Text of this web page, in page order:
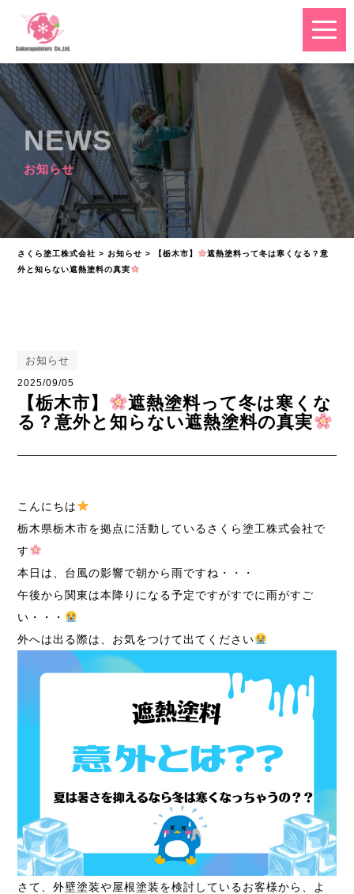
NEWS
お知らせ
さくら塗工株式会社 > お知らせ > 【栃木市】
遮熱塗料って冬は寒くなる？意
外と知らない遮熱塗料の真実
お知らせ
2025/09/05
【栃木市】
遮熱塗料って冬は寒くな
る？意外と知らない遮熱塗料の真実
こんにちは
栃木県栃木市を拠点に活動しているさくら塗工株式会社で
す
本日は、台風の影響で朝から雨ですね・・・
午後から関東は本降りになる予定ですがすでに雨がすご
い・・・
外へは出る際は、お気をつけて出てください
さて、外壁塗装や屋根塗装を検討しているお客様から、よ